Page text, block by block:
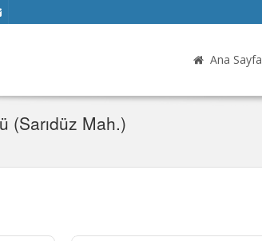
Ana Sayfa
(Sarıdüz Mah.)